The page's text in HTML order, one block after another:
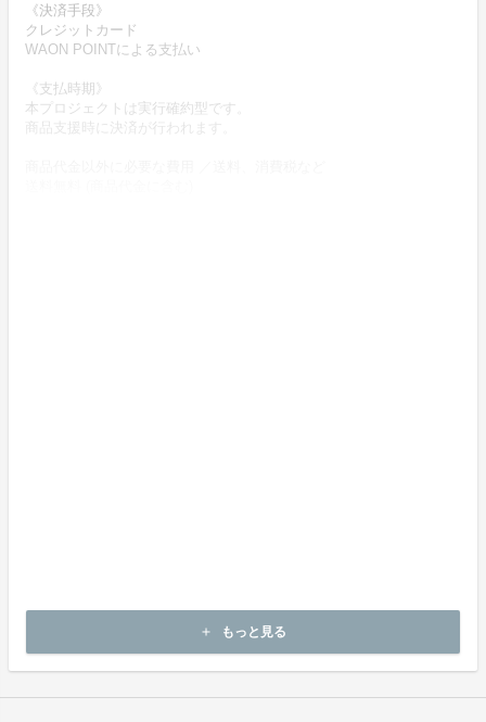
《決済手段》
クレジットカード
WAON POINTによる支払い
《支払時期》
本プロジェクトは実行確約型です。
商品支援時に決済が行われます。
add もっと見る